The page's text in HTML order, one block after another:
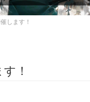
します！
！